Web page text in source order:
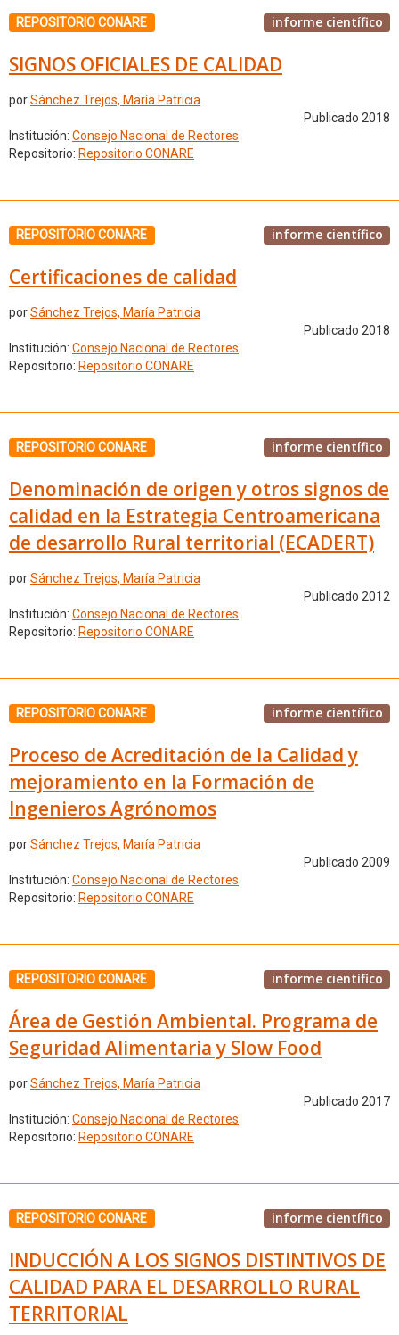
REPOSITORIO CONARE informe científico
SIGNOS OFICIALES DE CALIDAD
porSánchez Trejos, María Patricia
Publicado 2018
Institución: Consejo Nacional de Rectores
Repositorio: Repositorio CONARE
REPOSITORIO CONARE informe científico
Certificaciones de calidad
porSánchez Trejos, María Patricia
Publicado 2018
Institución: Consejo Nacional de Rectores
Repositorio: Repositorio CONARE
REPOSITORIO CONARE informe científico
Denominación de origen y otros signos de
calidad en la Estrategia Centroamericana
de desarrollo Rural territorial (ECADERT)
porSánchez Trejos, María Patricia
Publicado 2012
Institución: Consejo Nacional de Rectores
Repositorio: Repositorio CONARE
REPOSITORIO CONARE informe científico
Proceso de Acreditación de la Calidad y
mejoramiento en la Formación de
Ingenieros Agrónomos
porSánchez Trejos, María Patricia
Publicado 2009
Institución: Consejo Nacional de Rectores
Repositorio: Repositorio CONARE
REPOSITORIO CONARE informe científico
Área de Gestión Ambiental. Programa de
Seguridad Alimentaria y Slow Food
porSánchez Trejos, María Patricia
Publicado 2017
Institución: Consejo Nacional de Rectores
Repositorio: Repositorio CONARE
REPOSITORIO CONARE informe científico
INDUCCIÓN A LOS SIGNOS DISTINTIVOS DE
CALIDAD PARA EL DESARROLLO RURAL
TERRITORIAL